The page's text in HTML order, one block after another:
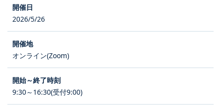
2026/5/26
オンライン(Zoom)
9:30～16:30(受付9:00)